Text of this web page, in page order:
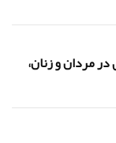
مردان و زنان،